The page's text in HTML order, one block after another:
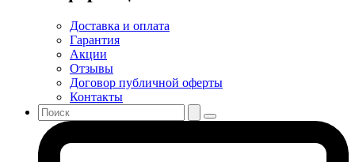
Доставка и оплата
Гарантия
Акции
Отзывы
Договор публичной оферты
Контакты